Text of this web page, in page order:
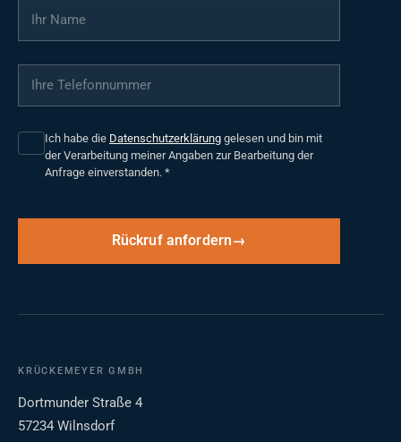
Ihr Name
Ihre Telefonnummer
Ich habe die Datenschutzerklärung gelesen und bin mit
der Verarbeitung meiner Angaben zur Bearbeitung der
Anfrage einverstanden. *
Rückruf anfordern
KRÜCKEMEYER GMBH
Dortmunder Straße 4
57234 Wilnsdorf